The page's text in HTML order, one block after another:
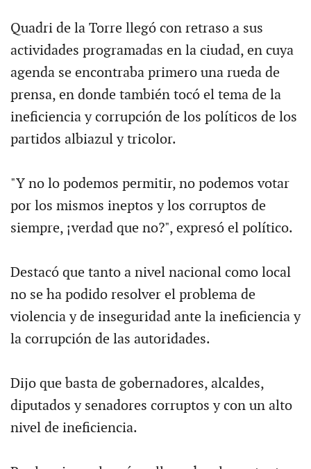
Quadri de la Torre llegó con retraso a sus
actividades programadas en la ciudad, en cuya
agenda se encontraba primero una rueda de
prensa, en donde también tocó el tema de la
ineficiencia y corrupción de los políticos de los
partidos albiazul y tricolor.
"Y no lo podemos permitir, no podemos votar
por los mismos ineptos y los corruptos de
siempre, ¡verdad que no?", expresó el político.
Destacó que tanto a nivel nacional como local
no se ha podido resolver el problema de
violencia y de inseguridad ante la ineficiencia y
la corrupción de las autoridades.
Dijo que basta de gobernadores, alcaldes,
diputados y senadores corruptos y con un alto
nivel de ineficiencia.